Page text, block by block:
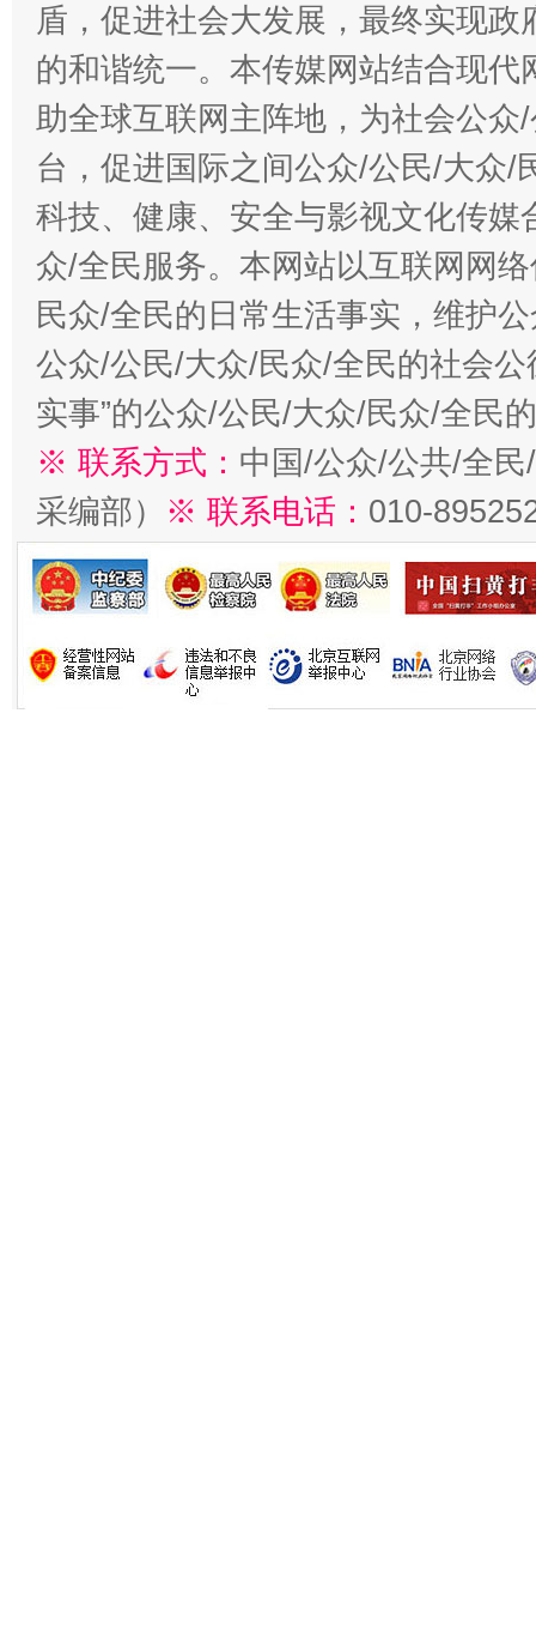
盾，促进社会大发展，最终实现
的和谐统一。本传媒网站结合现
助全球互联网主阵地，为社会公
台，促进国际之间公众/公民/大众/
科技、健康、安全与影视文化传
众/全民服务。本网站以互联网网
民众/全民的日常生活事实，维护
公众/公民/大众/民众/全民的社会公
实事”的公众/公民/大众/民众/全民
※ 联系方式： 中国/公众/公共/全
采编部） ※ 联系电话： 010-